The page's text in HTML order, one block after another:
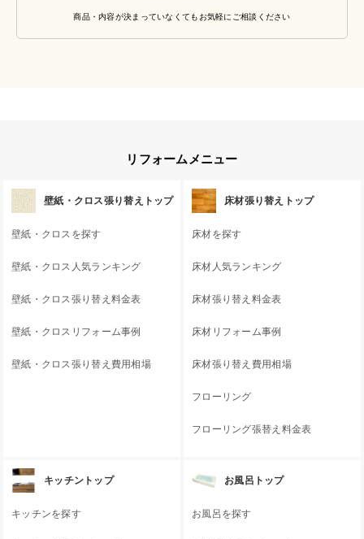
商品・内容が決まっていなくてもお気軽にご相談ください
リフォームメニュー
壁紙・クロス張り替えトップ
壁紙・クロスを探す
壁紙・クロス人気ランキング
壁紙・クロス張り替え料金表
壁紙・クロスリフォーム事例
壁紙・クロス張り替え費用相場
床材張り替えトップ
床材を探す
床材人気ランキング
床材張り替え料金表
床材リフォーム事例
床材張り替え費用相場
フローリング
フローリング張替え料金表
キッチントップ
キッチンを探す
お風呂トップ
お風呂を探す